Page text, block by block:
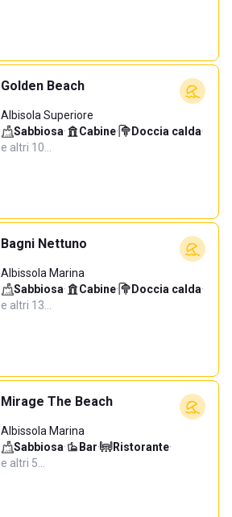
Golden Beach
Albisola Superiore
Sabbiosa· Cabine· Doccia calda·
e altri 10…
Bagni Nettuno
Albissola Marina
Sabbiosa· Cabine· Doccia calda·
e altri 13…
Mirage The Beach
Albissola Marina
Sabbiosa· Bar· Ristorante·
e altri 5…